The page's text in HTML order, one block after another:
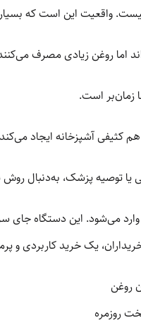
واقعیت این است که
اما روغن زیادی مصرف
زمان‌بر است.
کثیفی آشپزخانه ایجاد
یا توصیه پزشک، به‌دنبال
وارد می‌شود. این دستگاه
یک خرید کاربردی
روغن
روزمره